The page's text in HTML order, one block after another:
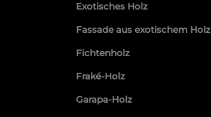
Exotisches Holz
Fassade aus exotischem Holz
Fichtenholz
Fraké-Holz
Garapa-Holz